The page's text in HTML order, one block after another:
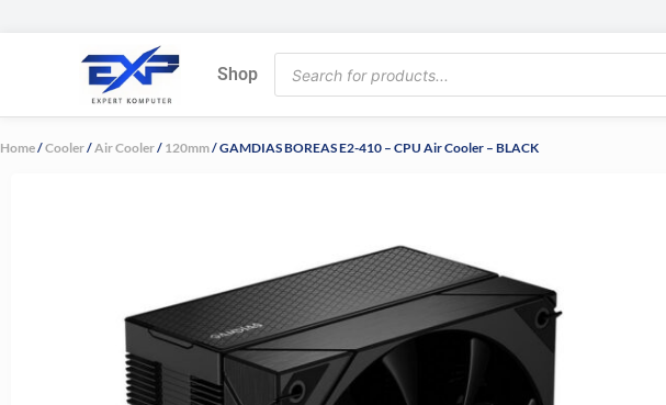
Shop
Products
search
Home/Cooler/Air Cooler/ 120mm/ GAMDIAS BOREAS E2-410 – CPU Air Cooler – BLACK